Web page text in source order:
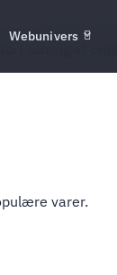
Webunivers
udvalg af
varer.